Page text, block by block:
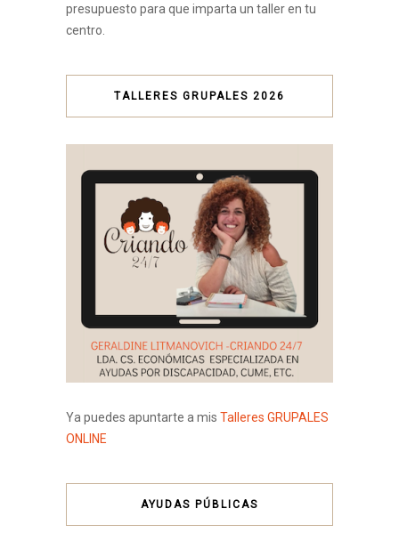
presupuesto para que imparta un taller en tu
centro.
TALLERES GRUPALES 2026
Ya puedes apuntarte a mis Talleres GRUPALES
ONLINE
AYUDAS PÚBLICAS